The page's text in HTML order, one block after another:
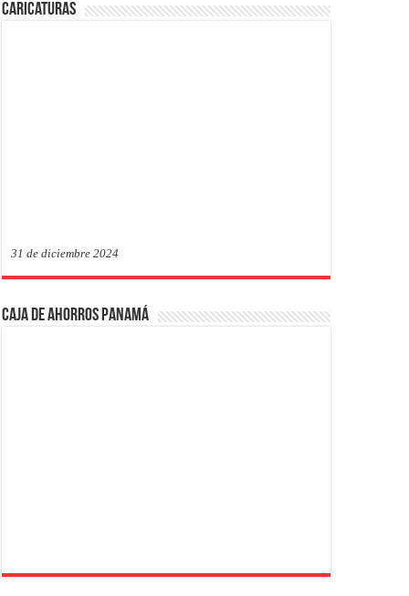
Caricaturas
31 de diciembre 2024
Caja de Ahorros Panamá